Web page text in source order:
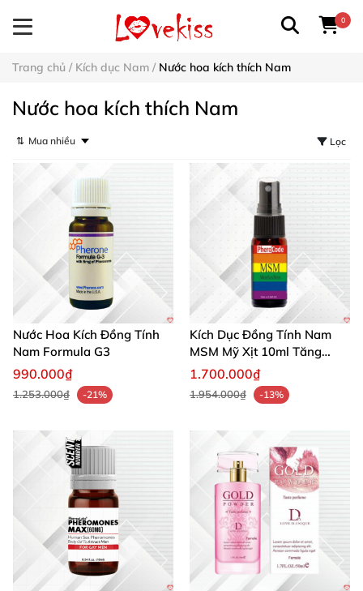
0
Trang chủ / Kích dục Nam / Nước hoa kích thích Nam
Nước hoa kích thích Nam
⇅ Lọc
Nước Hoa Kích Đồng Tính
Nam Formula G3
990.000₫
1.253.000₫ -21%
Kích Dục Đồng Tính Nam
MSM Mỹ Xịt 10ml Tăng
Ham Muốn Gay
1.700.000₫
1.954.000₫ -13%